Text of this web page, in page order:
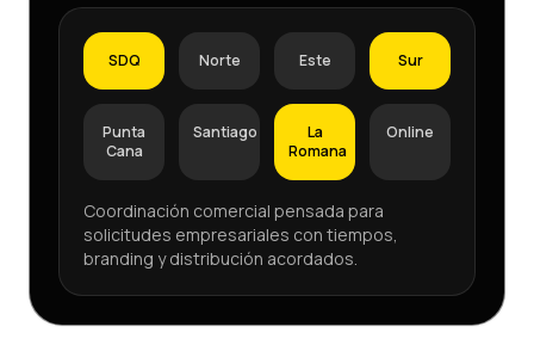
SDQ Norte Este Sur
Punta
Cana
Santiago
La
Romana
Online
Coordinación comercial pensada para
solicitudes empresariales con tiempos,
branding y distribución acordados.